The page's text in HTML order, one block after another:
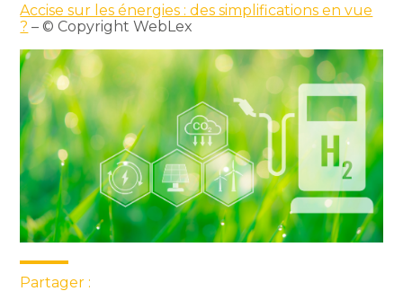
Accise sur les énergies : des simplifications en vue
? – © Copyright WebLex
Partager :